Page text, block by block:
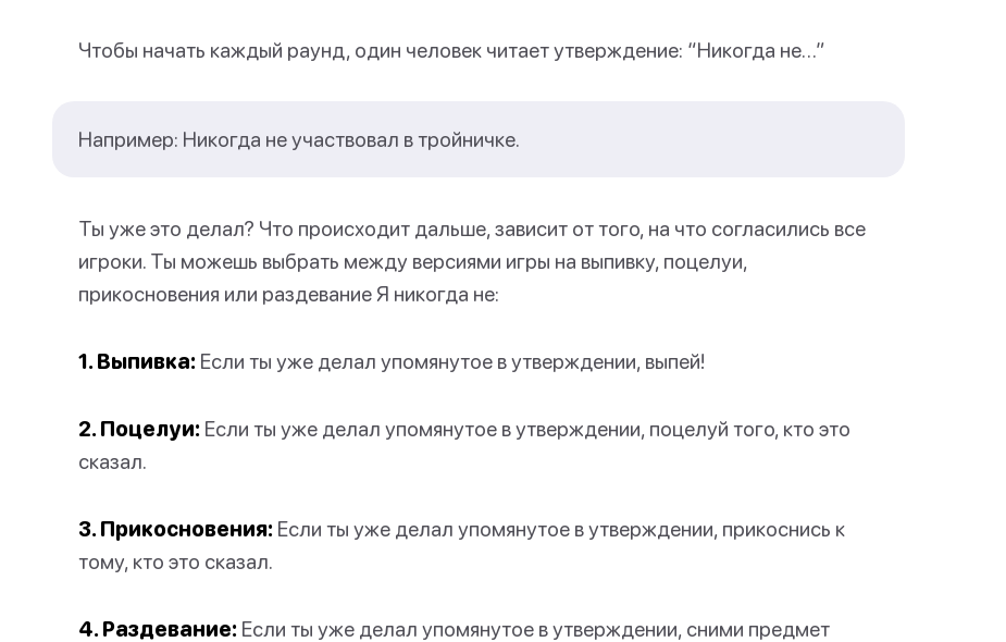
Чтобы начать каждый раунд, один человек читает утверждение: “Никогда не…”
Например: Никогда не участвовал в тройничке.
Ты уже это делал? Что происходит дальше, зависит от того, на что согласились все
игроки. Ты можешь выбрать между версиями игры на выпивку, поцелуи,
прикосновения или раздевание Я никогда не:
1. Выпивка: Если ты уже делал упомянутое в утверждении, выпей!
2. Поцелуи: Если ты уже делал упомянутое в утверждении, поцелуй того, кто это
сказал.
3. Прикосновения: Если ты уже делал упомянутое в утверждении, прикоснись к
тому, кто это сказал.
4. Раздевание: Если ты уже делал упомянутое в утверждении, сними предмет